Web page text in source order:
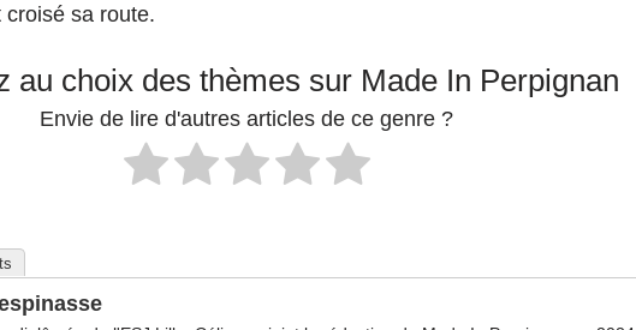
croisé sa route.
au choix des thèmes sur Made In Perpignan
Envie de lire d'autres articles de ce genre ?